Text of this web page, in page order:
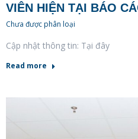
VIÊN HIỆN TẠI BÁO
Chưa được phân loại
Cập nhật thông tin: Tại đây
Read more